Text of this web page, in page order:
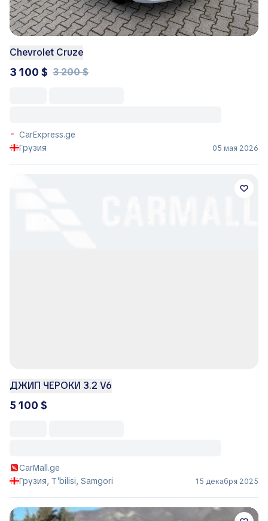
Chevrolet Cruze
3 100 $ 3 200 $
CarExpress.ge
Грузия
05 мая 2026
ДЖИП ЧЕРОКИ 3.2 V6
5 100 $
CarMall.ge
Грузия, T'bilisi, Samgori
15 декабря 2025